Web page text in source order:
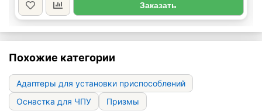
Заказать
Похожие категории
Адаптеры для установки приспособлений
Оснастка для ЧПУ
Призмы